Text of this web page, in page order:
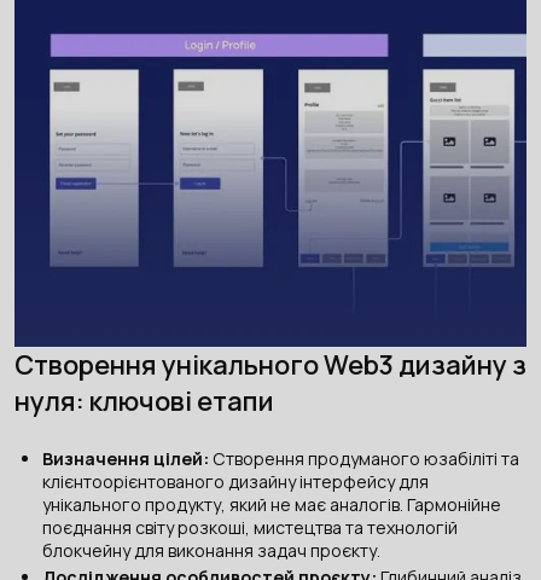
Створення унікального Web3 дизайну з
нуля: ключові етапи
Визначення цілей: Створення продуманого юзабіліті та
клієнтоорієнтованого дизайну інтерфейсу для
унікального продукту, який не має аналогів. Гармонійне
поєднання світу розкоші, мистецтва та технологій
блокчейну для виконання задач проєкту.